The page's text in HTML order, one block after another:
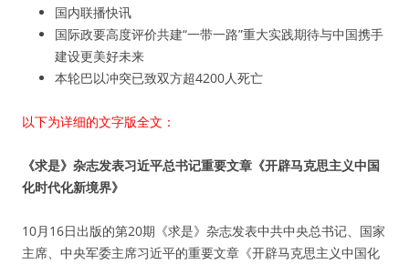
国内联播快讯
国际政要高度评价共建“一带一路”重大实践期待与中国携手
建设更美好未来
本轮巴以冲突已致双方超4200人死亡
以下为详细的文字版全文：
《求是》杂志发表习近平总书记重要文章《开辟马克思主义中国
化时代化新境界》
10月16日出版的第20期《求是》杂志发表中共中央总书记、国家
主席、中央军委主席习近平的重要文章《开辟马克思主义中国化